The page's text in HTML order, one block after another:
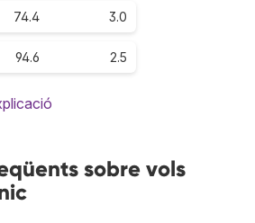
74.4 3.0
94.6 2.5
sobre vols